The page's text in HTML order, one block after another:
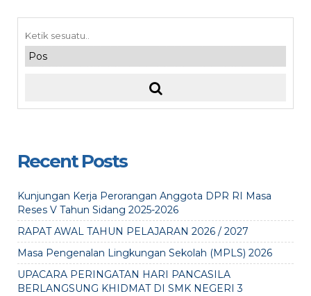
Recent Posts
Kunjungan Kerja Perorangan Anggota DPR RI Masa
Reses V Tahun Sidang 2025-2026
RAPAT AWAL TAHUN PELAJARAN 2026 / 2027
Masa Pengenalan Lingkungan Sekolah (MPLS) 2026
UPACARA PERINGATAN HARI PANCASILA
BERLANGSUNG KHIDMAT DI SMK NEGERI 3